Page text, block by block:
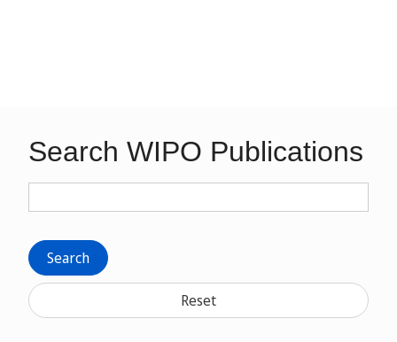
Search WIPO Publications
Search
Reset